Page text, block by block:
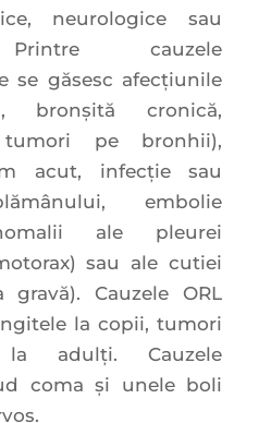
neurologice sau
cauzele
se găsesc afecţiunile
bronşită cronică,
pe bronhii),
acut, infecţie sau
embolie
ale pleurei
sau ale cutiei
gravă). Cauzele ORL
la copii, tumori
adulţi. Cauzele
coma şi unele boli